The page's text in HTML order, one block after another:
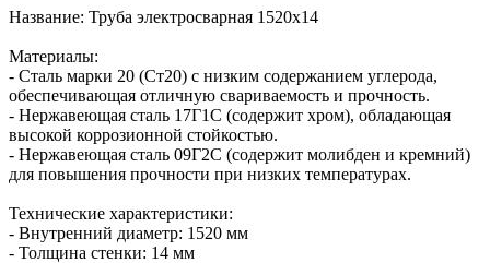
Название: Труба электросварная 1520х14
Материалы:
- Сталь марки 20 (Ст20) с низким содержанием углерода,
обеспечивающая отличную свариваемость и прочность.
- Нержавеющая сталь 17Г1С (содержит хром), обладающая
высокой коррозионной стойкостью.
- Нержавеющая сталь 09Г2С (содержит молибден и кремний)
для повышения прочности при низких температурах.
Технические характеристики:
- Внутренний диаметр: 1520 мм
- Толщина стенки: 14 мм